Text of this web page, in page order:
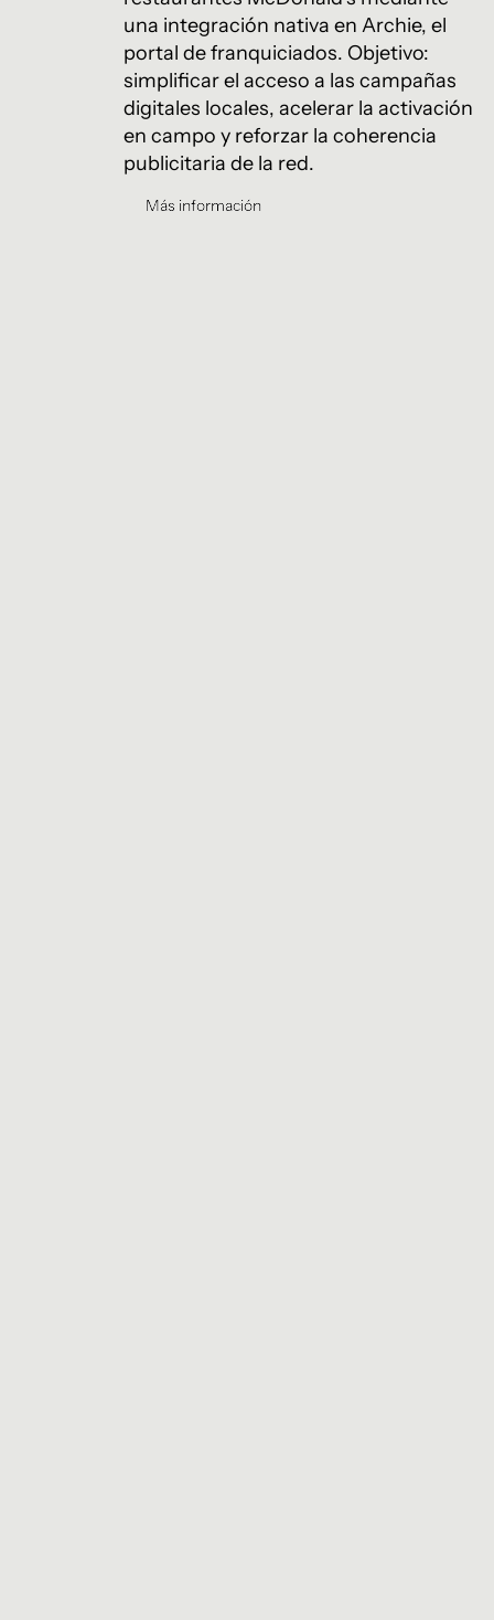
una integración nativa en Archie, el
portal de franquiciados. Objetivo:
simplificar el acceso a las campañas
digitales locales, acelerar la activación
en campo y reforzar la coherencia
publicitaria de la red.
Más información
Más información